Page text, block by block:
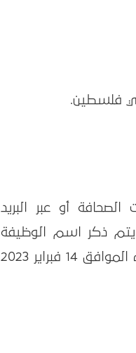
في فلسطين.
أو عبر البريد
ذكر اسم الوظيفة
(باحث ميداني) في عنوان الإيميل، ويتم استقبال الطلبات بدءًا من يوم الثلاثاء الموافق 14 فبراير 2023